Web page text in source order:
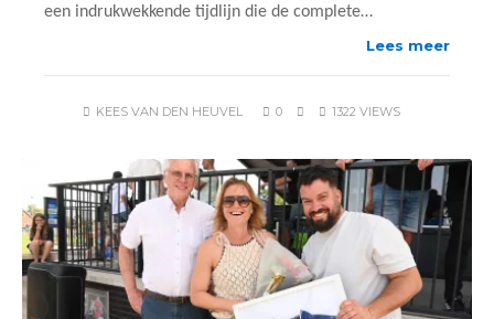
een indrukwekkende tijdlijn die de complete…
Lees meer
KEES VAN DEN HEUVEL 0 1322 VIEWS